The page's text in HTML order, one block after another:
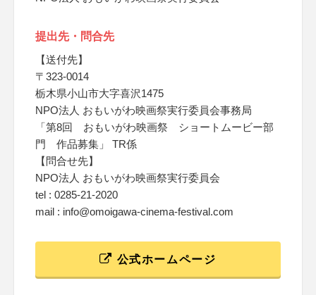
提出先・問合先
【送付先】
〒323-0014
栃木県小山市大字喜沢1475
NPO法人 おもいがわ映画祭実行委員会事務局
「第8回 おもいがわ映画祭 ショートムービー部
門 作品募集」 TR係
【問合せ先】
NPO法人 おもいがわ映画祭実行委員会
tel : 0285-21-2020
mail : info@omoigawa-cinema-festival.com
公式ホームページ